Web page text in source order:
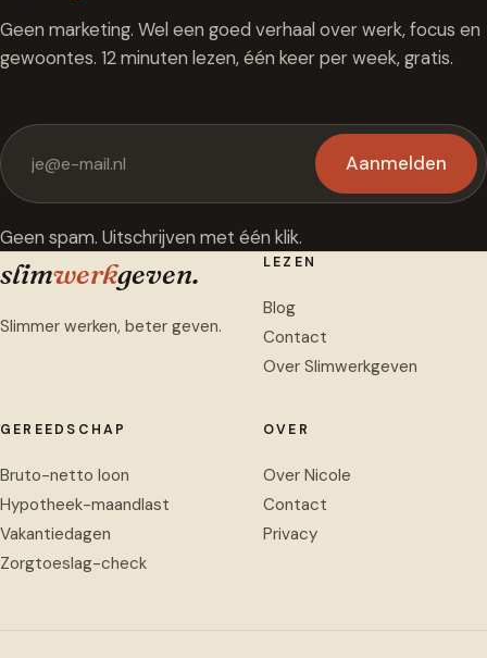
Geen marketing. Wel een goed verhaal over werk, focus en
gewoontes. 12 minuten lezen, één keer per week, gratis.
Aanmelden
Geen spam. Uitschrijven met één klik.
slimwerkgeven.
Slimmer werken, beter geven.
LEZEN
Blog
Contact
Over Slimwerkgeven
GEREEDSCHAP
Bruto-netto loon
Hypotheek-maandlast
Vakantiedagen
Zorgtoeslag-check
OVER
Over Nicole
Contact
Privacy